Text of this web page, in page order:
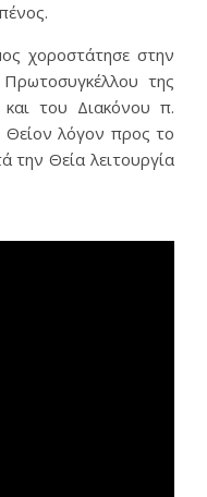
χοροστάτησε στην
της
του Διακόνου π.
Θείον λόγον προς το
την Θεία λειτουργία